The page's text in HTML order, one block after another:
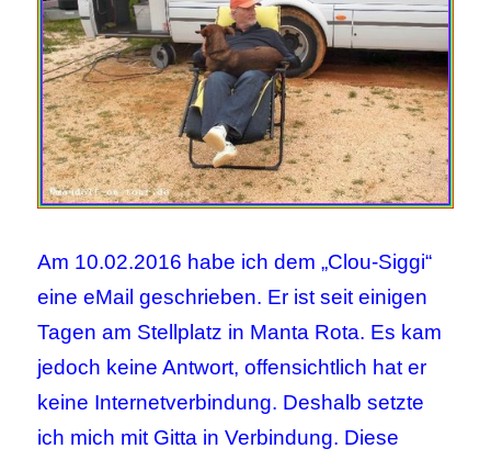
Am 10.02.2016 habe ich dem „Clou-Siggi“
eine eMail geschrieben. Er ist seit einigen
Tagen am Stellplatz in Manta Rota. Es kam
jedoch keine Antwort, offensichtlich hat er
keine Internetverbindung. Deshalb setzte
ich mich mit Gitta in Verbindung. Diese